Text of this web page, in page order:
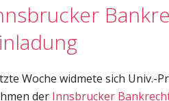
Woche widmete sich Univ.-
der Innsbrucker